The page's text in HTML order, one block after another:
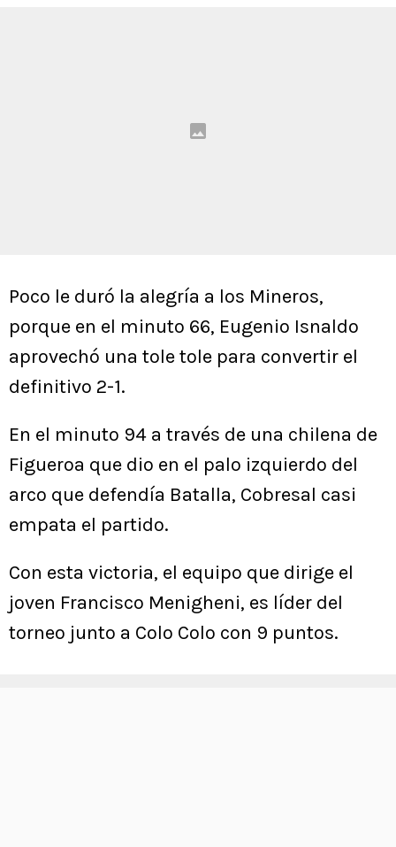
Poco le duró la alegría a los Mineros,
porque en el minuto 66, Eugenio Isnaldo
aprovechó una tole tole para convertir el
definitivo 2-1.
En el minuto 94 a través de una chilena de
Figueroa que dio en el palo izquierdo del
arco que defendía Batalla, Cobresal casi
empata el partido.
Con esta victoria, el equipo que dirige el
joven Francisco Menigheni, es líder del
torneo junto a Colo Colo con 9 puntos.